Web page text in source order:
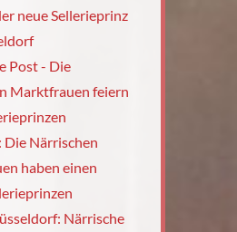
neue Sellerieprinz
Post - Die
Marktfrauen feiern
Närrischen
haben einen
Närrische